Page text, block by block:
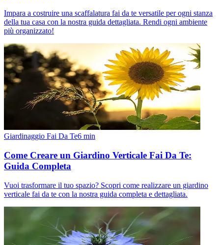
Impara a costruire una scaffalatura fai da te versatile per ogni stanza
della tua casa con la nostra guida dettagliata. Rendi ogni ambiente
più organizzato!
Giardinaggio Fai Da Te6 min
Come Creare un Giardino Verticale Fai Da Te:
Guida Completa
Vuoi trasformare il tuo spazio? Scopri come realizzare un giardino
verticale fai da te con la nostra guida completa e dettagliata.